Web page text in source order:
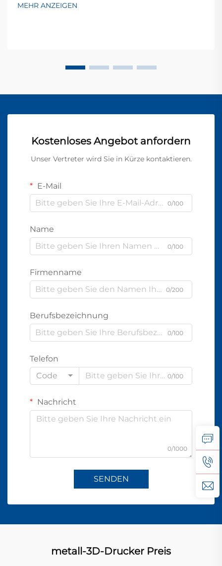
MEHR ANZEIGEN
Kostenloses Angebot anfordern
Unser Vertreter wird Sie in Kürze kontaktieren.
E-Mail
0/100
Name
0/100
Firmenname
0/200
Berufsbezeichnung
0/100
Telefon
Code
0/100
Nachricht
0/1000
SENDEN
metall-3D-Drucker Preis